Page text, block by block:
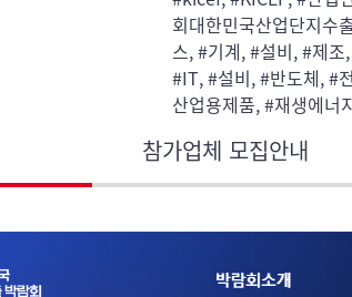
회대한민국산업단지수
스, #기계, #설비, #제
#IT, #설비, #반도체, #
산업용제품, #재생에너
참가업체 모집안내